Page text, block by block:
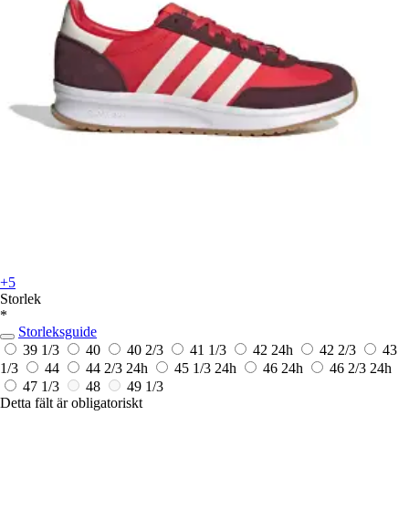
+5
Storlek
*
Storleksguide
39 1/3
40 40 2/3 41 1/3 42 24h 42 2/3
43
1/3
44 44 2/3 24h 45 1/3 24h 46 24h 46 2/3 24h
47 1/3
48
49 1/3
Detta fält är obligatoriskt